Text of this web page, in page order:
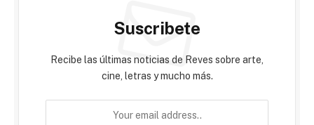
Suscribete
Recibe las últimas noticias de Reves sobre arte,
cine, letras y mucho más.